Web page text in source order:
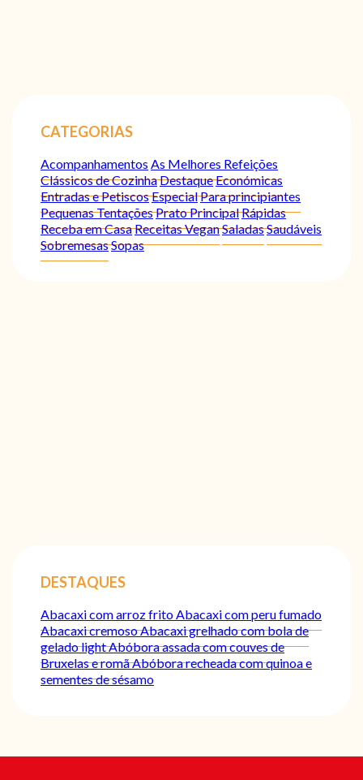
CATEGORIAS
Acompanhamentos As Melhores Refeições
Clássicos de CozinhaDestaqueEconómicas
Entradas e PetiscosEspecialPara principiantes
Pequenas TentaçõesPrato PrincipalRápidas
Receba em CasaReceitas VeganSaladasSaudáveis
SobremesasSopas
DESTAQUES
Abacaxi com arroz fritoAbacaxi com peru fumado
Abacaxi cremosoAbacaxi grelhado com bola de
gelado lightAbóbora assada com couves de
Bruxelas e romãAbóbora recheada com quinoa e
sementes de sésamo